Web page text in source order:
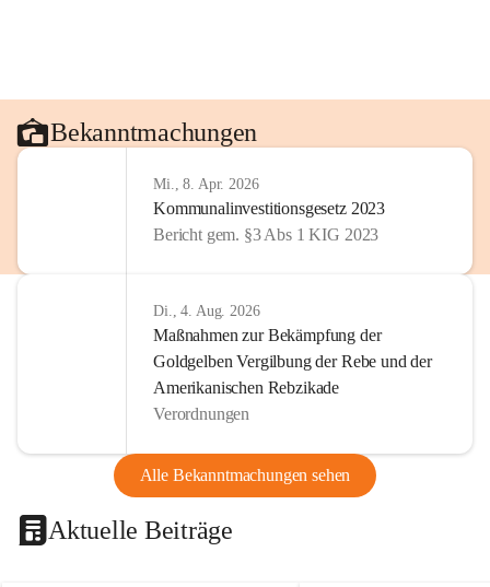
Bekanntmachungen
Mi., 8. Apr. 2026
Kommunalinvestitionsgesetz 2023
Bericht gem. §3 Abs 1 KIG 2023
Di., 4. Aug. 2026
Maßnahmen zur Bekämpfung der
Goldgelben Vergilbung der Rebe und der
Amerikanischen Rebzikade
Verordnungen
Alle Bekanntmachungen sehen
Aktuelle Beiträge